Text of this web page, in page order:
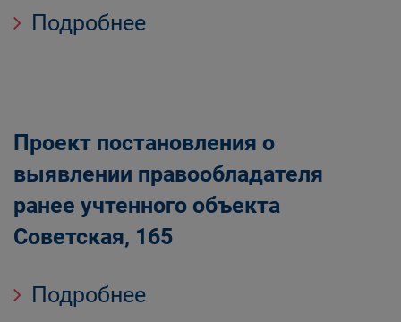
Подробнее
Проект постановления о
выявлении правообладателя
ранее учтенного объекта
Советская, 165
Подробнее